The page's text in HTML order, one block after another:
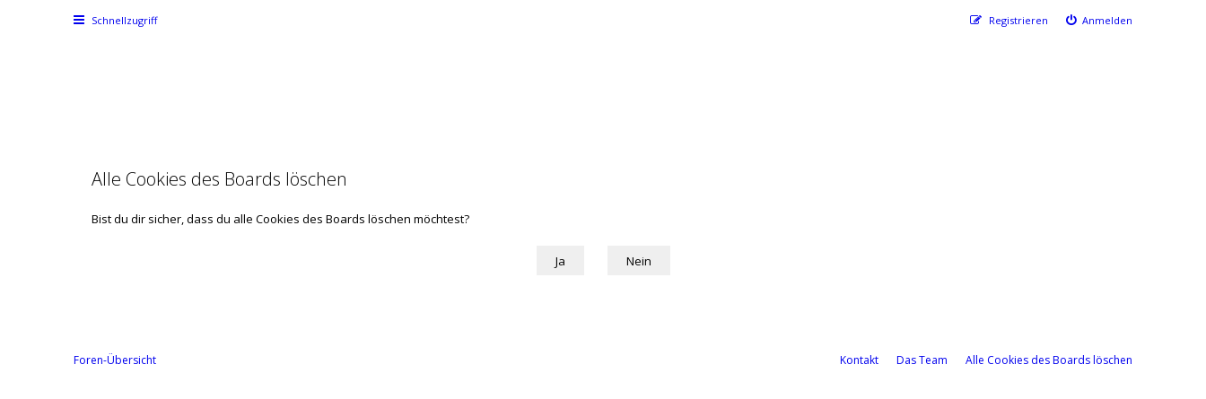
Schnellzugriff Anmelden
Registrieren
Alle Cookies des Boards löschen
Bist du dir sicher, dass du alle Cookies des Boards löschen möchtest?
Foren-Übersicht Alle Cookies des Boards löschen
Das Team
Kontakt